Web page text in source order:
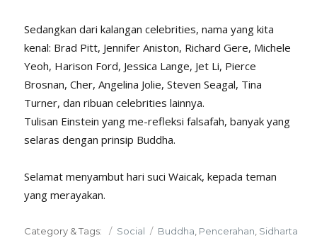
Sedangkan dari kalangan celebrities, nama yang kita
kenal: Brad Pitt, Jennifer Aniston, Richard Gere, Michele
Yeoh, Harison Ford, Jessica Lange, Jet Li, Pierce
Brosnan, Cher, Angelina Jolie, Steven Seagal, Tina
Turner, dan ribuan celebrities lainnya.
Tulisan Einstein yang me-refleksi falsafah, banyak yang
selaras dengan prinsip Buddha.
Selamat menyambut hari suci Waicak, kepada teman
yang merayakan.
Category & Tags:
Posted
Categories
Social Tags
Buddha, Pencerahan, Sidharta